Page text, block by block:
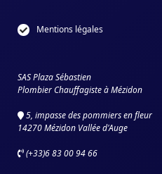
Mentions légales
SAS Plaza Sébastien
Plombier Chauffagiste à Mézidon
5, impasse des pommiers en fleur
14270 Mézidon Vallée d'Auge
(+33)6 83 00 94 66